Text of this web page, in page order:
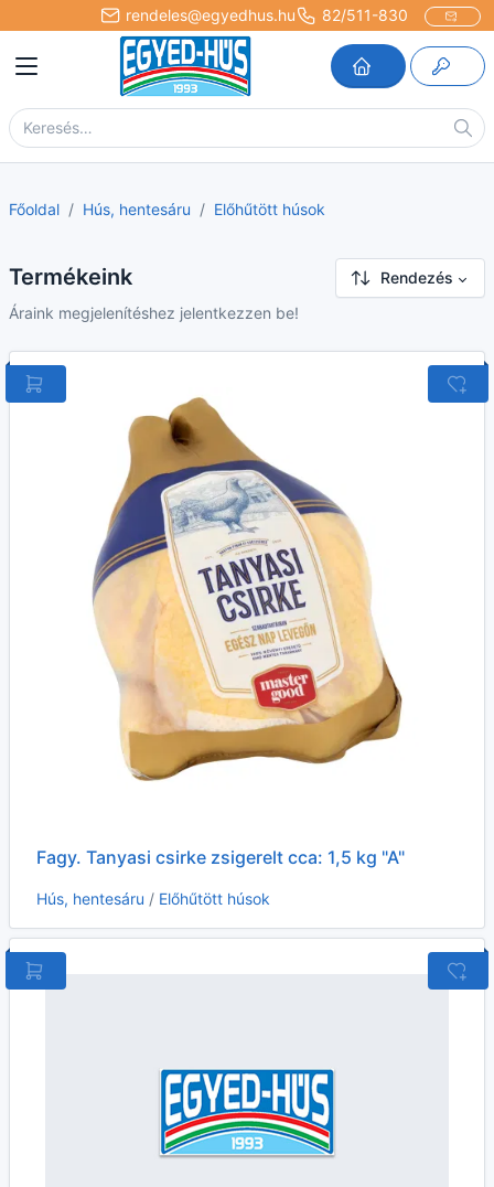
rendeles@egyedhus.hu 82/511-830
Főoldal Hús, hentesáru Előhűtött húsok
Termékeink
Rendezés
Áraink megjelenítéshez jelentkezzen be!
Fagy. Tanyasi csirke zsigerelt cca: 1,5 kg "A"
Hús, hentesáru / Előhűtött húsok